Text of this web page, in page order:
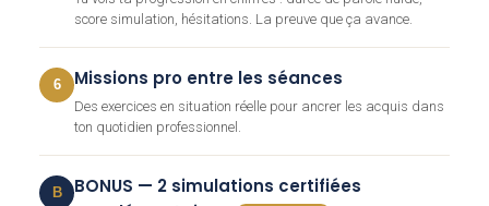
score simulation, hésitations. La preuve que ça avance.
6 Missions pro entre les séances
Des exercices en situation réelle pour ancrer les acquis dans
ton quotidien professionnel.
B
BONUS — 2 simulations certifiées